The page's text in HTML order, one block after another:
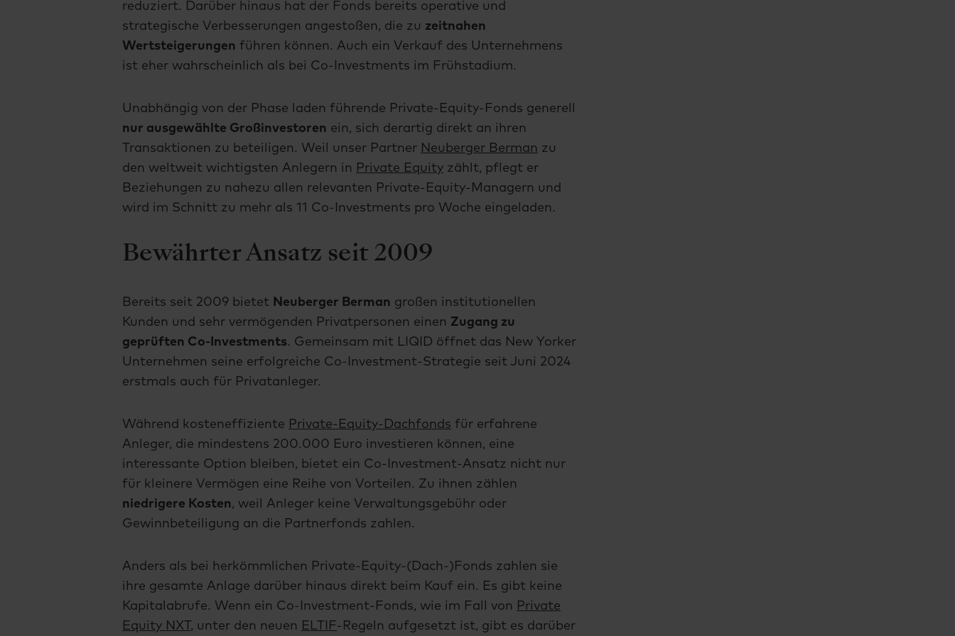
reduziert. Darüber hinaus hat der Fonds bereits operative und
strategische Verbesserungen angestoßen, die zu zeitnahen
Wertsteigerungen führen können. Auch ein Verkauf des Unternehmens
ist eher wahrscheinlich als bei Co-Investments im Frühstadium.
Unabhängig von der Phase laden führende Private-Equity-Fonds generell
nur ausgewählte Großinvestoren ein, sich derartig direkt an ihren
Transaktionen zu beteiligen. Weil unser Partner Neuberger Berman zu
den weltweit wichtigsten Anlegern in Private Equity zählt, pflegt er
Beziehungen zu nahezu allen relevanten Private-Equity-Managern und
wird im Schnitt zu mehr als 11 Co-Investments pro Woche eingeladen.
Bewährter Ansatz seit 2009
Bereits seit 2009 bietet Neuberger Berman großen institutionellen
Kunden und sehr vermögenden Privatpersonen einen Zugang zu
geprüften Co-Investments. Gemeinsam mit LIQID öffnet das New Yorker
Unternehmen seine erfolgreiche Co-Investment-Strategie seit Juni 2024
erstmals auch für Privatanleger.
Während kosteneffiziente Private-Equity-Dachfonds für erfahrene
Anleger, die mindestens 200.000 Euro investieren können, eine
interessante Option bleiben, bietet ein Co-Investment-Ansatz nicht nur
für kleinere Vermögen eine Reihe von Vorteilen. Zu ihnen zählen
niedrigere Kosten, weil Anleger keine Verwaltungsgebühr oder
Gewinnbeteiligung an die Partnerfonds zahlen.
Anders als bei herkömmlichen Private-Equity-(Dach-)Fonds zahlen sie
ihre gesamte Anlage darüber hinaus direkt beim Kauf ein. Es gibt keine
Kapitalabrufe. Wenn ein Co-Investment-Fonds, wie im Fall von Private
Equity NXT
, unter den neuen ELTIF-Regeln aufgesetzt ist, gibt es darüber